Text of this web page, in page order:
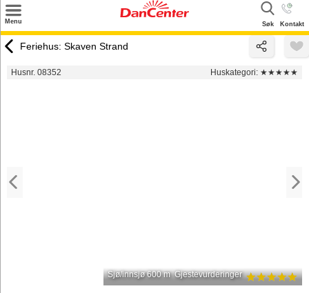
Menu Kontakt
Søk
Tilbud
Feriehus: Skaven Strand
Husnr. 08352 Huskategori: ★★★★★
Sjø/innsjø 600 m Gjestevurderinger